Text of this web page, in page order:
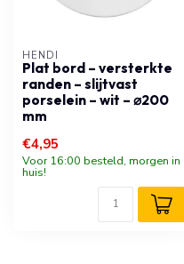
HENDI
Plat bord – versterkte
randen – slijtvast
porselein – wit – ⌀200
mm
€4,95
Voor 16:00 besteld, morgen in
huis!